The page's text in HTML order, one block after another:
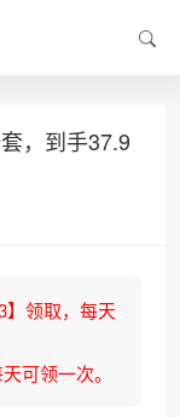
，到手37.9
】领取，每天
可领一次。